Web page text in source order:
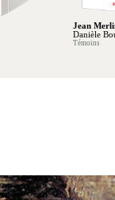
Jean
Danièle
Témoins